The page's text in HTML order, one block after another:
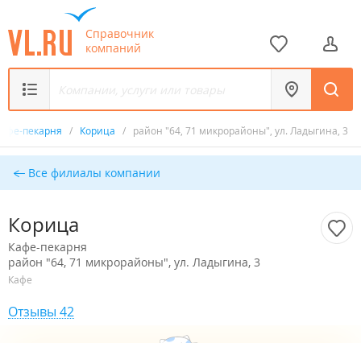
Справочник
компаний
пекарня / Корица / район "64, 71 микрорайоны", ул. Ладыгина, 3
Все филиалы компании
Корица
Кафе-пекарня
район "64, 71 микрорайоны", ул. Ладыгина, 3
Кафе
Отзывы 42